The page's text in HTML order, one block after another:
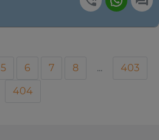
5 6 7 8 ...
403
404